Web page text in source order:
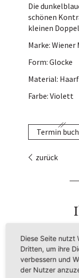
Termin buchen
Kontakt
Die
schönen
kleinen
Marke:
Form: Glocke
Material:
Farbe: Violett
Termin
zurück
Sie haben
Diese Seite nutzt
Dritten, um ihre
verbessern und
der Nutzer